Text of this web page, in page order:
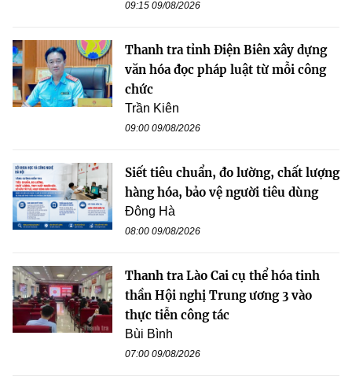
09:15 09/08/2026
Thanh tra tỉnh Điện Biên xây dựng
văn hóa đọc pháp luật từ mỗi công
chức
Trần Kiên
09:00 09/08/2026
Siết tiêu chuẩn, đo lường, chất lượng
hàng hóa, bảo vệ người tiêu dùng
Đông Hà
08:00 09/08/2026
Thanh tra Lào Cai cụ thể hóa tinh
thần Hội nghị Trung ương 3 vào
thực tiễn công tác
Bùi Bình
07:00 09/08/2026